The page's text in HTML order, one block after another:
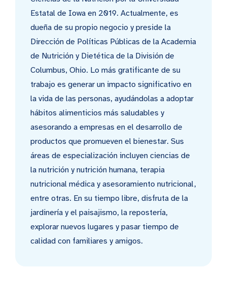
Estatal de Iowa en 2019. Actualmente, es
dueña de su propio negocio y preside la
Dirección de Políticas Públicas de la Academia
de Nutrición y Dietética de la División de
Columbus, Ohio. Lo más gratificante de su
trabajo es generar un impacto significativo en
la vida de las personas, ayudándolas a adoptar
hábitos alimenticios más saludables y
asesorando a empresas en el desarrollo de
productos que promueven el bienestar. Sus
áreas de especialización incluyen ciencias de
la nutrición y nutrición humana, terapia
nutricional médica y asesoramiento nutricional,
entre otras. En su tiempo libre, disfruta de la
jardinería y el paisajismo, la repostería,
explorar nuevos lugares y pasar tiempo de
calidad con familiares y amigos.